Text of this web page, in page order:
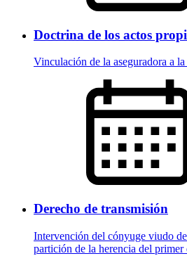
Doctrina de los actos
Vinculación de la aseguradora a
Derecho de transmisión
Intervención del cónyuge viudo
partición de la herencia del primer